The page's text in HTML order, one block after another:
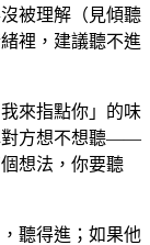
被理解（見傾聽
裡，建議聽不進
來指點你」的味
對方想不想聽——
想法，你要聽
聽得進；如果他